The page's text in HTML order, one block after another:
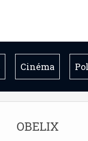
Cinéma
OBELIX